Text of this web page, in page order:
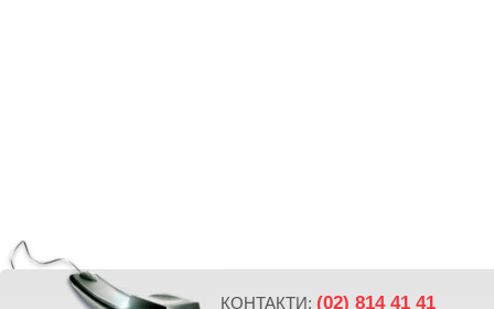
КОНТАКТИ: (02) 814 41 41